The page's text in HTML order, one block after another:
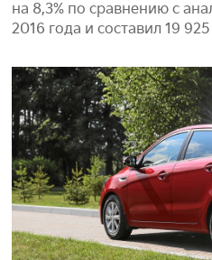
на 8,3% по сравнению с
2016 года и составил 19